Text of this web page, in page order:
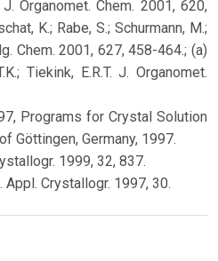
Organomet. Chem. 2001, 620,
K.; Rabe, S.; Schurmann, M.;
Chem. 2001, 627, 458-464.; (a)
Tiekink, E.R.T. J. Organomet.
Programs for Crystal Solution
Göttingen, Germany, 1997.
1999, 32, 837.
Appl. Crystallogr. 1997, 30.